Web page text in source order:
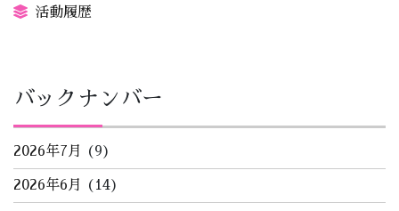
活動履歴
バックナンバー
2026年7月 (9)
2026年6月 (14)